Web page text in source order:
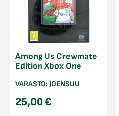
Among Us Crewmate
Edition Xbox One
VARASTO: JOENSUU
25,00€